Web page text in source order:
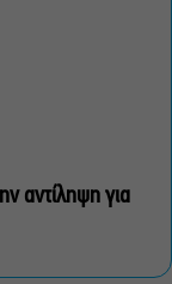
αντίληψη για